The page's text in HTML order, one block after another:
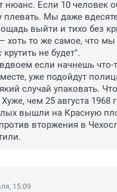
нюанс. Если 10 человек
плевать. Мы даже
выйти и тихо без
хоть то же самое, что мы
не будет".
если начнешь что-
уже подойдут
случай упаковать.
чем 25 августа 1968
вышли на Красную
вторжения в
15:09